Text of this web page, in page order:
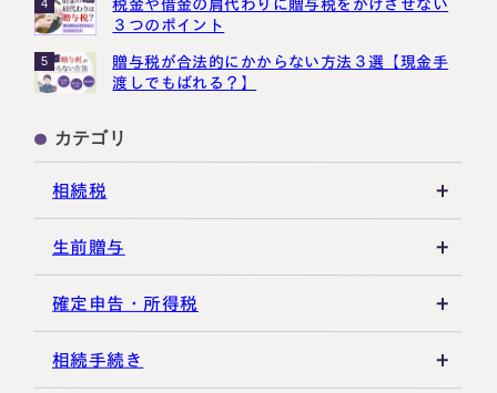
4
税金や借金の肩代わりに贈与税をかけさせない
３つのポイント
5
贈与税が合法的にかからない方法３選【現金手
渡しでもばれる？】
カテゴリ
相続税
相続税の基礎知識
税務調査・申告実務
各種控除・特例
生前贈与
贈与税の基礎知識
贈与の特例制度
確定申告・所得税
譲渡所得
相続手続き